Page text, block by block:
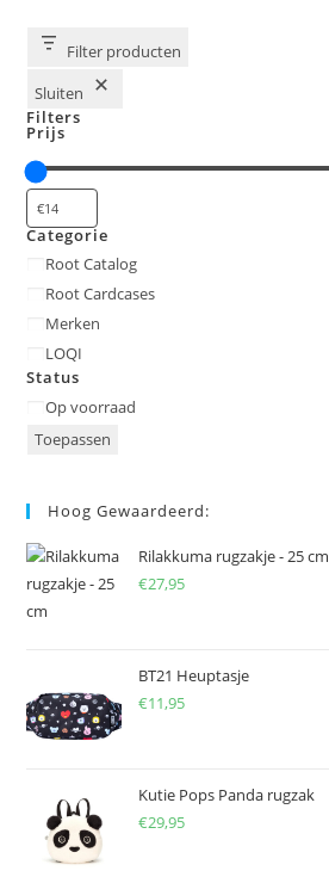
Filter producten
Sluiten
Filters
Prijs
Categorie
Categorie
Root Catalog
Root Cardcases
Merken
LOQI
Status
Status
Op voorraad
Toepassen
Hoog Gewaardeerd:
Rilakkuma rugzakje - 25 cm
€27,95
BT21 Heuptasje
€11,95
Kutie Pops Panda rugzak
€29,95